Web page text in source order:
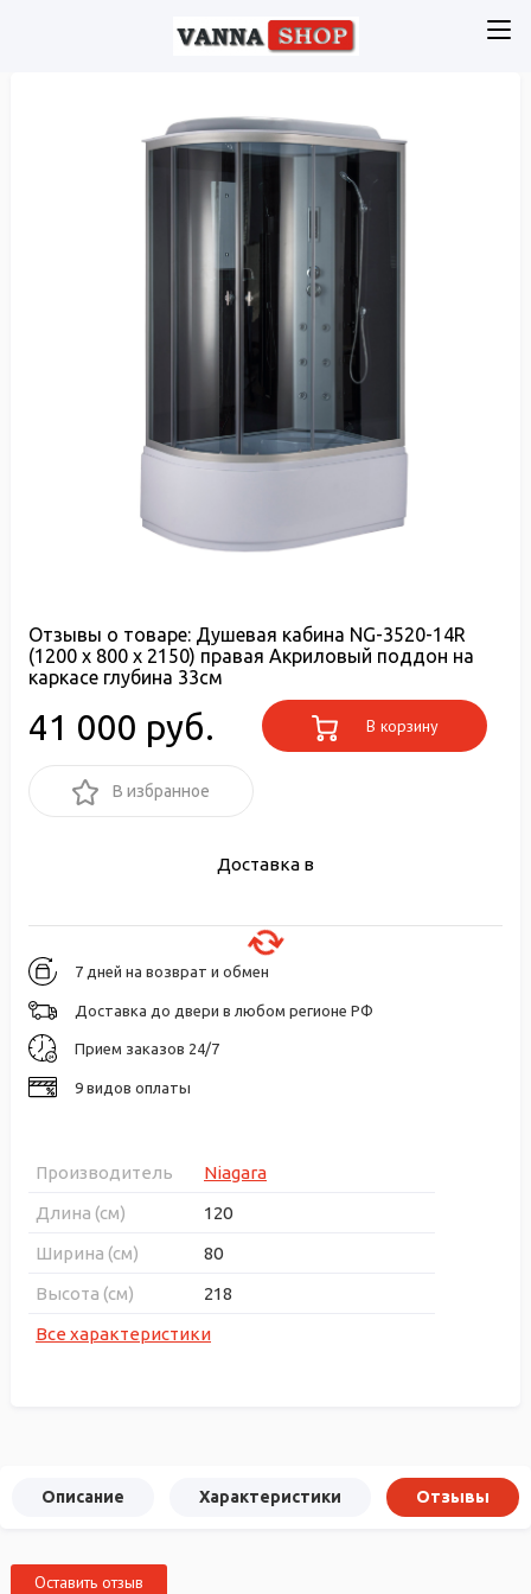
Отзывы о товаре: Душевая кабина NG-3520-14R
(1200 х 800 х 2150) правая Акриловый поддон на
каркасе глубина 33см
41 000 руб. В корзину
В избранное
Доставка в
7 дней на возврат и обмен
Доставка до двери в любом регионе РФ
Прием заказов 24/7
9 видов оплаты
Производитель
Niagara
Длина (см)
120
Ширина (см)
80
Высота (см)
218
Все характеристики
Описание Характеристики Отзывы
Оставить отзыв